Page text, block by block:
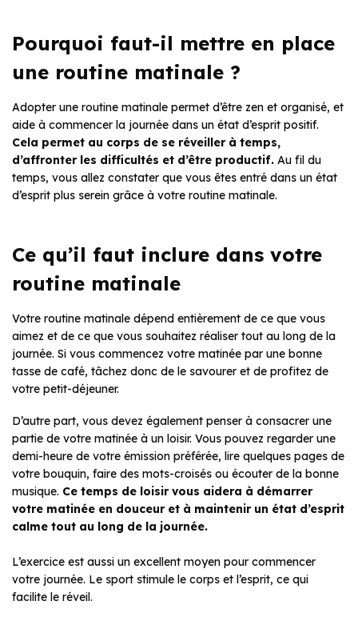
Pourquoi faut-il mettre en place
une routine matinale ?
Adopter une routine matinale permet d’être zen et organisé, et
aide à commencer la journée dans un état d’esprit positif.
Cela permet au corps de se réveiller à temps,
d’affronter les difficultés et d’être productif. Au fil du
temps, vous allez constater que vous êtes entré dans un état
d’esprit plus serein grâce à votre routine matinale.
Ce qu’il faut inclure dans votre
routine matinale
Votre routine matinale dépend entièrement de ce que vous
aimez et de ce que vous souhaitez réaliser tout au long de la
journée. Si vous commencez votre matinée par une bonne
tasse de café, tâchez donc de le savourer et de profitez de
votre petit-déjeuner.
D’autre part, vous devez également penser à consacrer une
partie de votre matinée à un loisir. Vous pouvez regarder une
demi-heure de votre émission préférée, lire quelques pages de
votre bouquin, faire des mots-croisés ou écouter de la bonne
musique. Ce temps de loisir vous aidera à démarrer
votre matinée en douceur et à maintenir un état d’esprit
calme tout au long de la journée.
L’exercice est aussi un excellent moyen pour commencer
votre journée. Le sport stimule le corps et l’esprit, ce qui
facilite le réveil.